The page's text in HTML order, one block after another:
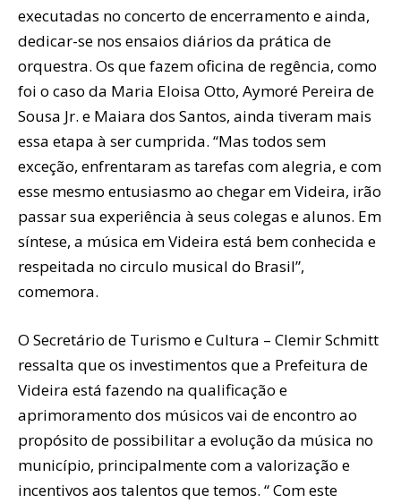
executadas no concerto de encerramento e ainda,
dedicar-se nos ensaios diários da prática de
orquestra. Os que fazem oficina de regência, como
foi o caso da Maria Eloisa Otto, Aymoré Pereira de
Sousa Jr. e Maiara dos Santos, ainda tiveram mais
essa etapa à ser cumprida. “Mas todos sem
exceção, enfrentaram as tarefas com alegria, e com
esse mesmo entusiasmo ao chegar em Videira, irão
passar sua experiência à seus colegas e alunos. Em
síntese, a música em Videira está bem conhecida e
respeitada no circulo musical do Brasil”,
comemora.
O Secretário de Turismo e Cultura – Clemir Schmitt
ressalta que os investimentos que a Prefeitura de
Videira está fazendo na qualificação e
aprimoramento dos músicos vai de encontro ao
propósito de possibilitar a evolução da música no
município, principalmente com a valorização e
incentivos aos talentos que temos. “ Com este